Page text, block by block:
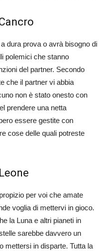
dura prova o avrà bisogno di
polemici che stanno
del partner. Secondo
che il partner vi abbia
non è stato onesto con
prendere una netta
essere gestite con
cose delle quali potreste
per voi che amate
voglia di mettervi in gioco.
la Luna e altri pianeti in
sarebbe davvero un
mettersi in disparte. Tutta la